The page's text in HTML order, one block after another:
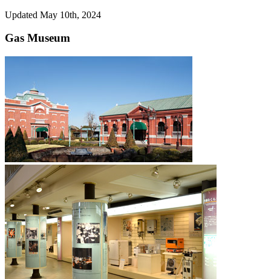
Updated May 10th, 2024
Gas Museum